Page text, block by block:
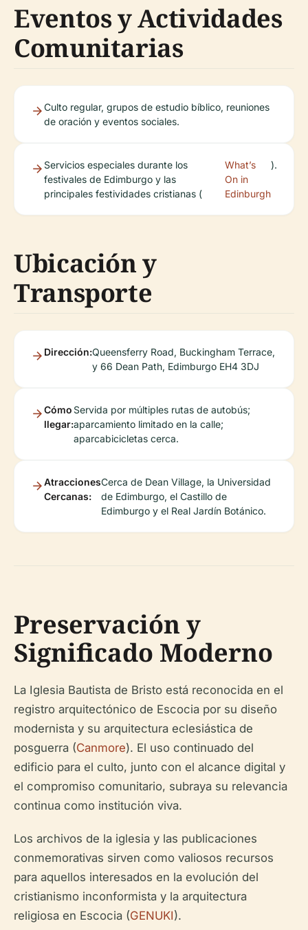
Eventos y Actividades
Comunitarias
Culto regular, grupos de estudio bíblico, reuniones
de oración y eventos sociales.
Servicios especiales durante los
festivales de Edimburgo y las
principales festividades cristianas (
What’s
On in
Edinburgh
).
Ubicación y
Transporte
Dirección:Queensferry Road, Buckingham Terrace,
y 66 Dean Path, Edimburgo EH4 3DJ
Cómo
llegar:
Servida por múltiples rutas de autobús;
aparcamiento limitado en la calle;
aparcabicicletas cerca.
Atracciones
Cercanas:
Cerca de Dean Village, la Universidad
de Edimburgo, el Castillo de
Edimburgo y el Real Jardín Botánico.
Preservación y
Significado Moderno
La Iglesia Bautista de Bristo está reconocida en el
registro arquitectónico de Escocia por su diseño
modernista y su arquitectura eclesiástica de
posguerra (Canmore). El uso continuado del
edificio para el culto, junto con el alcance digital y
el compromiso comunitario, subraya su relevancia
continua como institución viva.
Los archivos de la iglesia y las publicaciones
conmemorativas sirven como valiosos recursos
para aquellos interesados en la evolución del
cristianismo inconformista y la arquitectura
religiosa en Escocia (GENUKI).